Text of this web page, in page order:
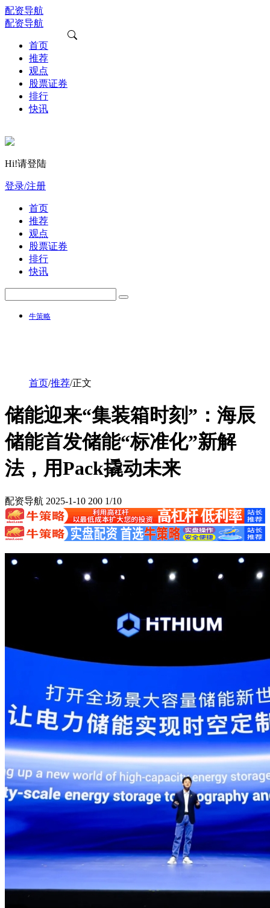
配资导航
配资导航
首页
推荐
观点
股票证券
排行
快讯
Hi!请登陆
登录/注册
首页
推荐
观点
股票证券
排行
快讯
牛策略
首页/推荐/正文
储能迎来“集装箱时刻”：海辰
储能首发储能“标准化”新解
法，用Pack撬动未来
配资导航 2025-1-10 200 1/10